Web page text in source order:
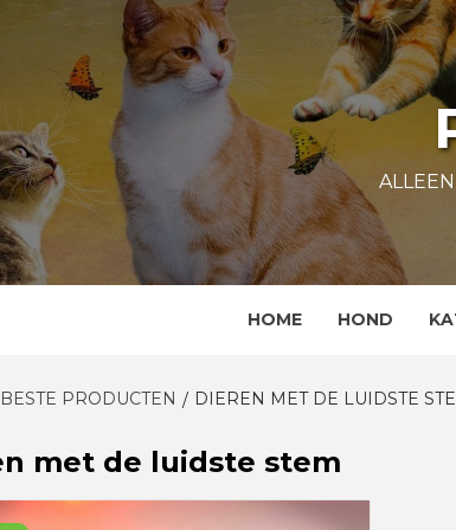
HOME HOND
BESTE PRODUCTEN DIEREN MET DE LUIDSTE
met de luidste stem